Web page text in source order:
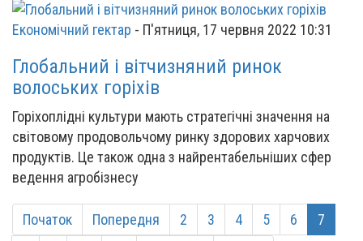
Економічний гектар - П'ятниця, 17 червня 2022 10:31
Глобальний і вітчизняний ринок
волоських горіхів
Горіхоплідні культури мають стратегічні значення на
світовому продовольчому ринку здорових харчових
продуктів. Це також одна з найрентабельніших сфер
ведення агробізнесу
Початок Попередня 2 3 4 5 6 7